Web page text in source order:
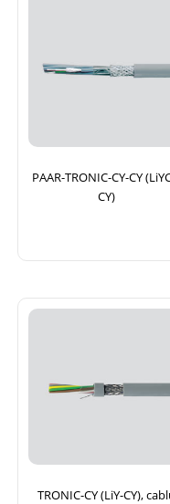
PAAR-TRONIC-CY-CY
CY)
TRONIC-CY (LiY-CY),